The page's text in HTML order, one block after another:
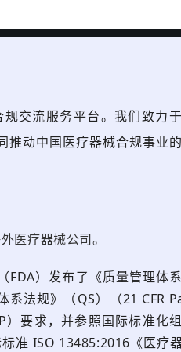
交流服务平台。我们致力
推动中国医疗器械合规事业
医疗器械公司。
FDA）发布了《质量管理体
系法规》（QS）（21 CFR
要求，并参照国际标准化
准 ISO 13485:2016《医疗